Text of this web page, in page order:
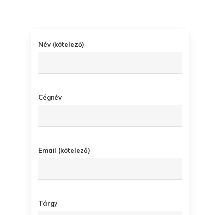
Név (kötelező)
Cégnév
Email (kötelező)
Tárgy